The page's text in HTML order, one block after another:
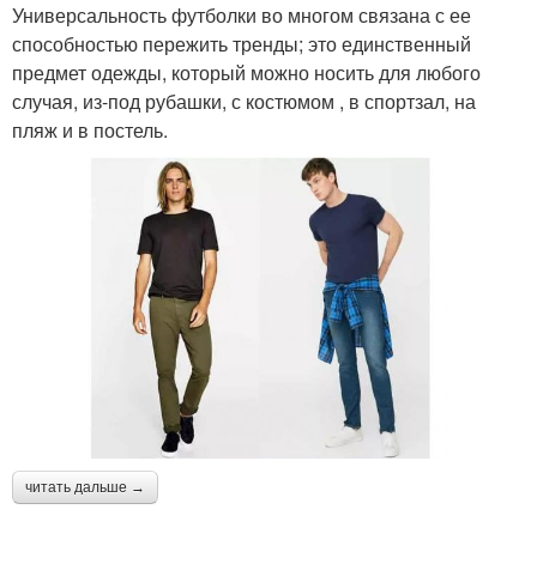
Универсальность футболки во многом связана с ее
способностью пережить тренды; это единственный
предмет одежды, который можно носить для любого
случая, из-под рубашки, с костюмом , в спортзал, на
пляж и в постель.
читать дальше →